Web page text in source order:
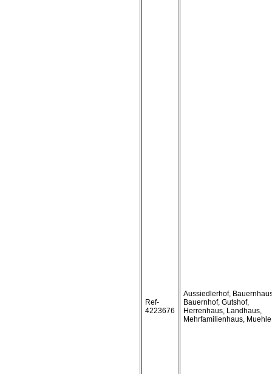
Ref-
4223676
Aussiedlerhof,
Bauernhof, Gutshof,
Herrenhaus, Landhaus,
Mehrfamilienhaus, Muehle